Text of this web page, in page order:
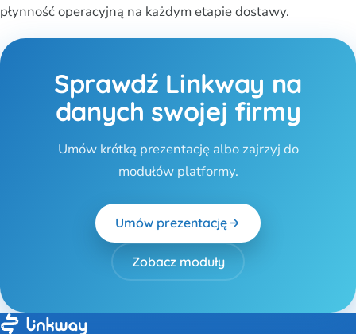
płynność operacyjną na każdym etapie dostawy.
Sprawdź Linkway na
danych swojej firmy
Umów krótką prezentację albo zajrzyj do
modułów platformy.
Umów prezentację
Zobacz moduły